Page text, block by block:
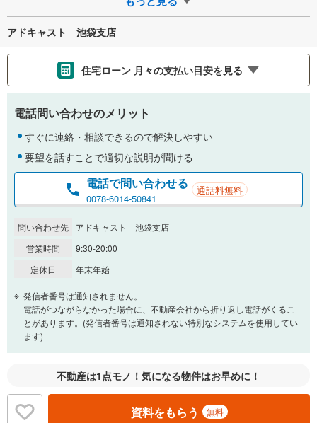
アドキャスト 池袋支店
住宅ローン 月々の支払い目安を見る
支払いの目安をシミュレーションすることができます。
金利
0.01%
一般的には最長35年まで借り入れ可能です。多くの金融機関
閉じる
頭金
0万円 4,280万円
自己資金から住宅購入にかけられる金額を入力してくださ
閉じる
ボーナス
万円
電話問い合わせのメリット
すぐに連絡・相談できるので解決しやすい
要望を話すことで適切な説明が聞ける
電話で問い合わせる
0078-6014-50841
通話料無料
問い合わせ先
アドキャスト 池袋支店
営業時間
9:30-20:00
定休日
年末年始
発信者番号は通知されません。
電話がつながらなかった場合に、不動産会社から折り返し電話がくるこ
とがあります。(発信者番号は通知されない特別なシステムを使用してい
ます)
不動産は1点モノ！気になる物件はお早めに！
資料をもらう 無料